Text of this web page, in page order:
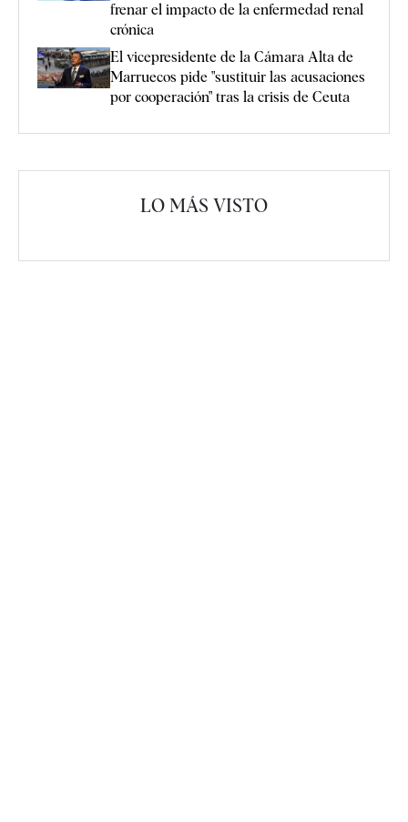
frenar el impacto de la enfermedad renal
crónica
El vicepresidente de la Cámara Alta de
Marruecos pide "sustituir las acusaciones
por cooperación" tras la crisis de Ceuta
LO MÁS VISTO